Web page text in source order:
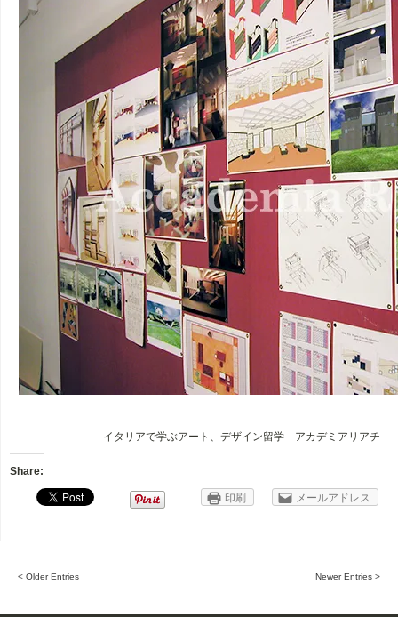
イタリアで学ぶアート、デザイン留学 アカデミアリアチ
Share:
印刷 メールアドレス
< Older Entries Newer Entries >